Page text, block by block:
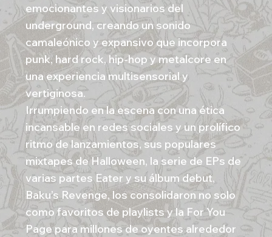
emocionantes y visionarios del
underground, creando un sonido
camaleónico y expansivo que incorpora
punk, hard rock, hip-hop y metalcore en
una experiencia multisensorial y
vertiginosa.
Irrumpiendo en la escena con una ética
incansable en redes sociales y un prolífico
ritmo de lanzamientos, sus populares
mixtapes de Halloween, la serie de EPs de
varias partes Eater y su álbum debut,
Baku’s Revenge, los consolidaron no solo
como favoritos de playlists y la For You
Page para millones de oyentes alrededor